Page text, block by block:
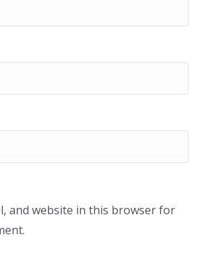
and website in this browser for